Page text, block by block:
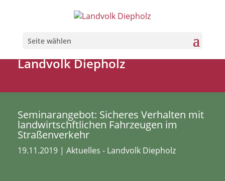
Seite wählen
Landvolk Diepholz
Seminarangebot: Sicheres Verhalten mit
landwirtschftlichen Fahrzeugen im
Straßenverkehr
19.11.2019 | Aktuelles - Landvolk Diepholz